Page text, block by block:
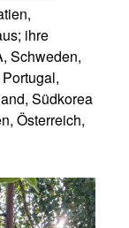
ihre
Schweden,
Südkorea
Österreich,